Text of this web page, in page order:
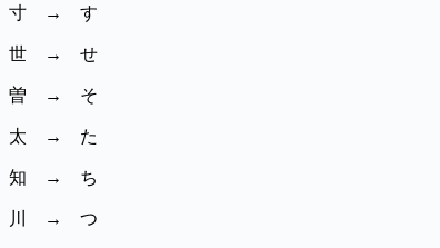
寸 → す
世 → せ
曽 → そ
太 → た
知 → ち
川 → つ